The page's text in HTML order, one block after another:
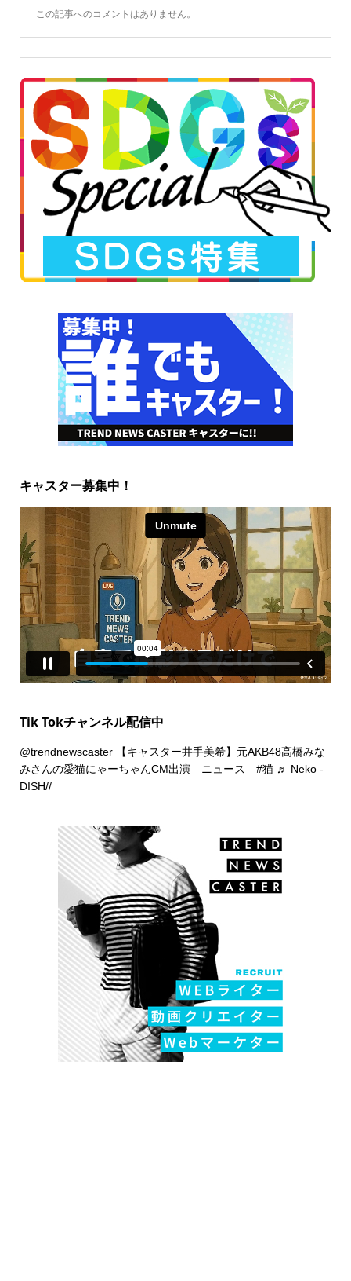
この記事へのコメントはありません。
キャスター募集中！
Tik Tokチャンネル配信中
@trendnewscaster【キャスター井手美希】元AKB48高橋みな
みさんの愛猫にゃーちゃんCM出演 ニュース #猫 ♬ Neko -
DISH//